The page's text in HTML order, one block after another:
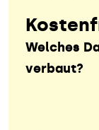
Welches
verbaut?